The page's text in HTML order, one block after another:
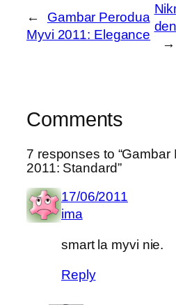
←
Gambar Perodua
Myvi 2011: Elegance
→
Comments
7 responses to “Gambar
2011: Standard”
17/06/2011
ima
smart la myvi nie.
Reply